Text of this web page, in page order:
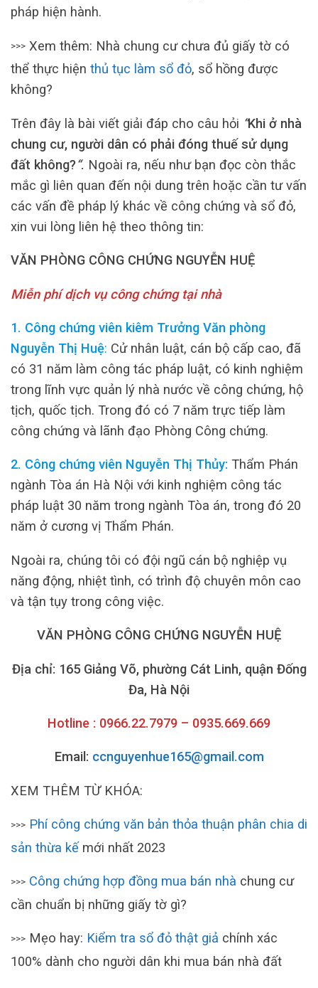
pháp hiện hành.
>>> Xem thêm: Nhà chung cư chưa đủ giấy tờ có
thể thực hiện thủ tục làm sổ đỏ, sổ hồng được
không?
Trên đây là bài viết giải đáp cho câu hỏi “Khi ở nhà
chung cư, người dân có phải đóng thuế sử dụng
đất không?“. Ngoài ra, nếu như bạn đọc còn thắc
mắc gì liên quan đến nội dung trên hoặc cần tư vấn
các vấn đề pháp lý khác về công chứng và sổ đỏ,
xin vui lòng liên hệ theo thông tin:
VĂN PHÒNG CÔNG CHỨNG NGUYỄN HUỆ
Miễn phí dịch vụ công chứng tại nhà
1. Công chứng viên kiêm Trưởng Văn phòng
Nguyễn Thị Huệ: Cử nhân luật, cán bộ cấp cao, đã
có 31 năm làm công tác pháp luật, có kinh nghiệm
trong lĩnh vực quản lý nhà nước về công chứng, hộ
tịch, quốc tịch. Trong đó có 7 năm trực tiếp làm
công chứng và lãnh đạo Phòng Công chứng.
2. Công chứng viên Nguyễn Thị Thủy: Thẩm Phán
ngành Tòa án Hà Nội với kinh nghiệm công tác
pháp luật 30 năm trong ngành Tòa án, trong đó 20
năm ở cương vị Thẩm Phán.
Ngoài ra, chúng tôi có đội ngũ cán bộ nghiệp vụ
năng động, nhiệt tình, có trình độ chuyên môn cao
và tận tụy trong công việc.
VĂN PHÒNG CÔNG CHỨNG NGUYỄN HUỆ
Địa chỉ: 165 Giảng Võ, phường Cát Linh, quận Đống
Đa, Hà Nội
Hotline : 0966.22.7979 – 0935.669.669
Email: ccnguyenhue165@gmail.com
XEM THÊM TỪ KHÓA:
>>> Phí công chứng văn bản thỏa thuận phân chia di
sản thừa kếmới nhất 2023
>>> Công chứng hợp đồng mua bán nhà chung cư
cần chuẩn bị những giấy tờ gì?
>>> Mẹo hay: Kiểm tra sổ đỏ thật giả chính xác
100% dành cho người dân khi mua bán nhà đất